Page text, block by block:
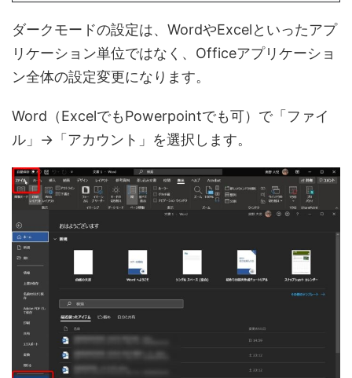
ダークモードの設定は、WordやExcelといったアプ
リケーション単位ではなく、Officeアプリケーショ
ン全体の設定変更になります。
Word（ExcelでもPowerpointでも可）で「ファイ
ル」→「アカウント」を選択します。